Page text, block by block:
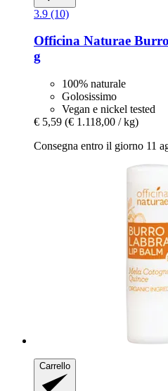
3.9 (10)
Officina Naturae
g
100% naturale
Golosissimo
Vegan e nickel tested
€ 5,59 (€ 1.118,00 / kg)
Consegna entro il giorno 11
Carrello